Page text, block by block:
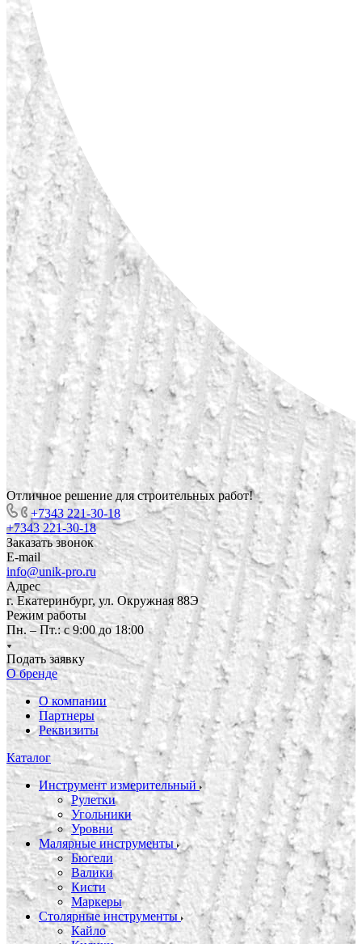
Отличное решение для строительных работ!
+7343 221-30-18
+7343 221-30-18
Заказать звонок
E-mail
info@unik-pro.ru
Адрес
г. Екатеринбург, ул. Окружная 88Э
Режим работы
Пн. – Пт.: с 9:00 до 18:00
Подать заявку
О бренде
О компании
Партнеры
Реквизиты
Каталог
Инструмент измерительный
Рулетки
Угольники
Уровни
Малярные инструменты
Бюгели
Валики
Кисти
Маркеры
Столярные инструменты
Кайло